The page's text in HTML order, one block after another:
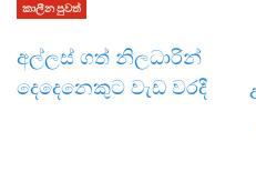
කාලීන පුවත්
අල්ලස් ගත් නිලධාරින්
දෙදෙනෙකුට වැඩ වරදී